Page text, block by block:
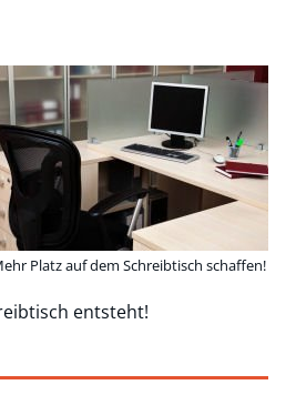
Platz auf dem Schreibtisch schaffen!
entsteht!